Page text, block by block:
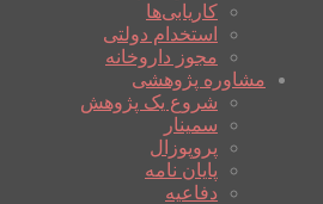
کاریابی‌ها
استخدام دولتی
مجوز داروخانه
مشاوره پژوهشی
شروع یک پژوهش
سمینار
پروپوزال
پایان نامه
دفاعیه